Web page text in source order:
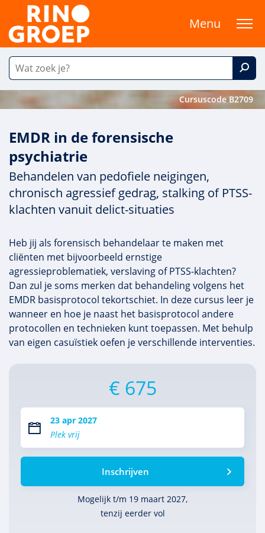
Menu
Cursuscode B2709
EMDR in de forensische
psychiatrie
Behandelen van pedofiele neigingen,
chronisch agressief gedrag, stalking of PTSS-
klachten vanuit delict-situaties
Heb jij als forensisch behandelaar te maken met
cliënten met bijvoorbeeld ernstige
agressieproblematiek, verslaving of PTSS-klachten?
Dan zul je soms merken dat behandeling volgens het
EMDR basisprotocol tekortschiet. In deze cursus leer je
wanneer en hoe je naast het basisprotocol andere
protocollen en technieken kunt toepassen. Met behulp
van eigen casuïstiek oefen je verschillende interventies.
€ 675
23 apr 2027
Plek vrij
Inschrijven
Mogelijk t/m 19 maart 2027,
tenzij eerder vol